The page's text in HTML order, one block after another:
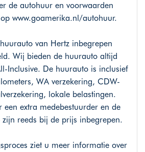
de autohuur en voorwaarden
www.goamerika.nl/autohuur.
van Hertz inbegrepen
Wij bieden de huurauto altijd
Inclusive. De huurauto is inclusief
WA verzekering, CDW-
lokale belastingen.
een extra medebestuurder en de
zijn reeds bij de prijs inbegrepen.
ziet u meer informatie over